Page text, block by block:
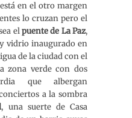
en el otro margen
lo cruzan pero el
elpuente de La Paz,
vidrio inaugurado en
de la ciudad con el
zona verde con dos
que albergan
a la sombra
, una suerte de Casa